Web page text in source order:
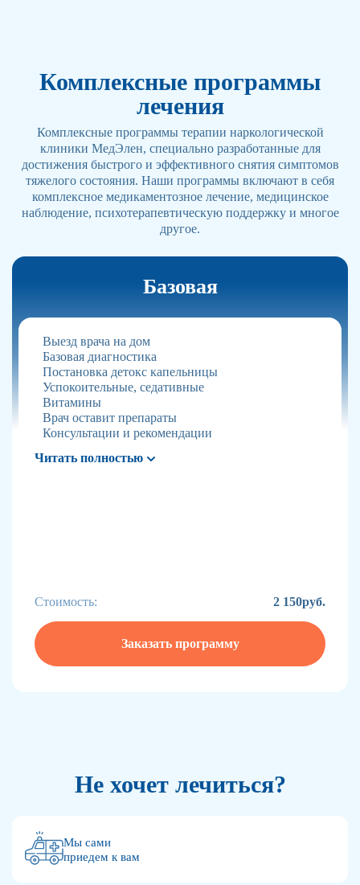
Комплексные программы
лечения
Комплексные программы терапии наркологической
клиники МедЭлен, специально разработанные для
достижения быстрого и эффективного снятия симптомов
тяжелого состояния. Наши программы включают в себя
комплексное медикаментозное лечение, медицинское
наблюдение, психотерапевтическую поддержку и многое
другое.
Базовая
Выезд врача на дом
Базовая диагностика
Постановка детокс капельницы
Успокоительные, седативные
Витамины
Врач оставит препараты
Консультации и рекомендации
Читать полностью
Стоимость: 2 150руб.
Заказать программу
Не хочет лечиться?
Мы сами
приедем к вам